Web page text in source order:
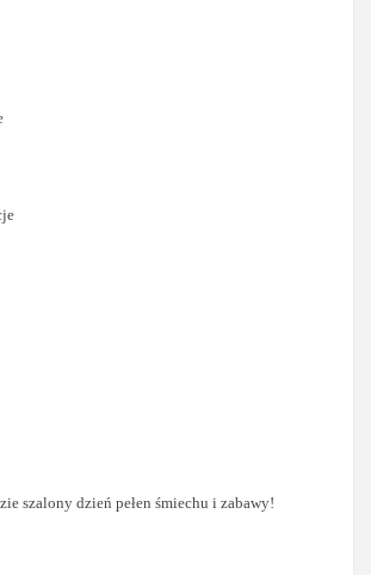
szalony dzień pełen śmiechu i zabawy!